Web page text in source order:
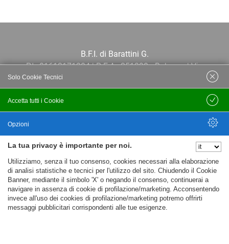
B.F.I. di Barattini G.
P.I.: 01613171204 | R.E.A.: 351290 - Bologna | Via
Po 13E, 40139, Bologna | Telefono: 051
444638 | Email: bfi@bfi.bo.it
Privacy policy
Cookie policy
La tua privacy è importante per noi.
Utilizziamo, senza il tuo consenso, cookies necessari alla elaborazione
di analisi statistiche e tecnici per l'utilizzo del sito. Chiudendo il Cookie
Banner, mediante il simbolo 'X' o negando il consenso, continuerai a
navigare in assenza di cookie di profilazione/marketing. Acconsentendo
invece all'uso dei cookies di profilazione/marketing potremo offrirti
messaggi pubblicitari corrispondenti alle tue esigenze.
Accetta tutti i Cookie
Solo Cookie Tecnici
Salva
Opzioni
Nascondi Opzioni